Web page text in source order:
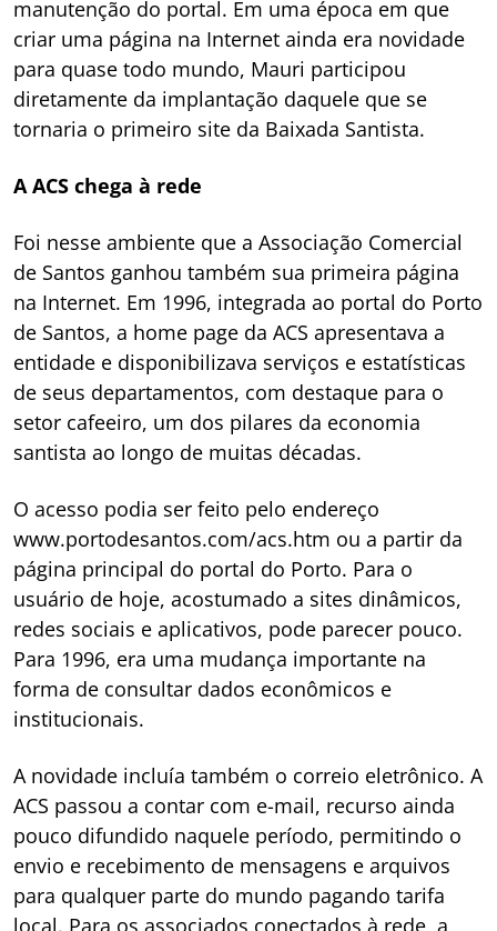
manutenção do portal. Em uma época em que
criar uma página na Internet ainda era novidade
para quase todo mundo, Mauri participou
diretamente da implantação daquele que se
tornaria o primeiro site da Baixada Santista.
A ACS chega à rede
Foi nesse ambiente que a Associação Comercial
de Santos ganhou também sua primeira página
na Internet. Em 1996, integrada ao portal do Porto
de Santos, a home page da ACS apresentava a
entidade e disponibilizava serviços e estatísticas
de seus departamentos, com destaque para o
setor cafeeiro, um dos pilares da economia
santista ao longo de muitas décadas.
O acesso podia ser feito pelo endereço
www.portodesantos.com/acs.htm ou a partir da
página principal do portal do Porto. Para o
usuário de hoje, acostumado a sites dinâmicos,
redes sociais e aplicativos, pode parecer pouco.
Para 1996, era uma mudança importante na
forma de consultar dados econômicos e
institucionais.
A novidade incluía também o correio eletrônico. A
ACS passou a contar com e-mail, recurso ainda
pouco difundido naquele período, permitindo o
envio e recebimento de mensagens e arquivos
para qualquer parte do mundo pagando tarifa